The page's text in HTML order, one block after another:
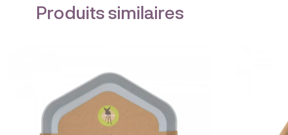
Produits similaires